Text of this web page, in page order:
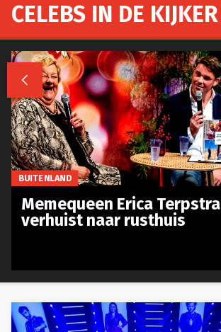
CELEBS IN DE KIJKER

BUITENLAND
Memequeen Erica Terpstra
verhuist naar rusthuis